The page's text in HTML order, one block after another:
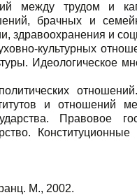
между трудом и
брачных и
здравоохранения и
культурных
Идеологическое
и отношений
Правовое
М., 2002.